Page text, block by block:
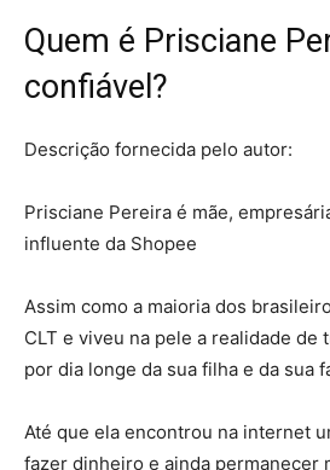
Quem é Prisciane
confiável?
Descrição fornecida pelo autor:
Prisciane Pereira é mãe,
influente da Shopee
Assim como a maioria dos
CLT e viveu na pele a realidade de
por dia longe da sua filha e da sua
Até que ela encontrou na internet
fazer dinheiro e ainda permanecer